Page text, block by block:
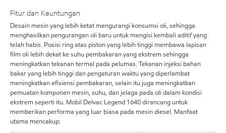
Fitur dan Keuntungan
Desain mesin yang lebih ketat mengurangi konsumsi oli, sehingga
menghasilkan pengurangan oli baru untuk mengisi kembali aditif yang
telah habis. Posisi ring atas piston yang lebih tinggi membawa lapisan
film oli lebih dekat ke suhu pembakaran yang ekstrem sehingga
meningkatkan tekanan termal pada pelumas. Tekanan injeksi bahan
bakar yang lebih tinggi dan pengaturan waktu yang diperlambat
meningkatkan efisiensi pembakaran, selain itu juga meningkatkan
pemuatan komponen mesin, suhu, dan jelaga pada oli dalam kondisi
ekstrem seperti itu. Mobil Delvac Legend 1640 dirancang untuk
memberikan performa yang luar biasa pada mesin diesel. Manfaat
utama mencakup: